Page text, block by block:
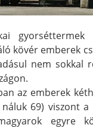
kövér emberek
nem sokkal
az emberek
náluk 69) viszont
egyre